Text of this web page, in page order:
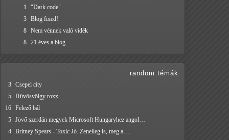
1
"Dark code"
3 Blog fixed!
8 Nem vénnek való vidék
8 21 éves a blog
random témák
3 Csepel city
5 Hűvösvölgy roxx
16 Felező bál
5 Jövő szerdán megyek Microsoft Hungaryhez angol…
4 Britney Spears - Toxic Jó. Zeneileg is, meg a…